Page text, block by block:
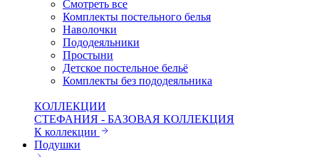
Смотреть все
Комплекты постельного белья
Наволочки
Пододеяльники
Простыни
Детское постельное бельё
Комплекты без пододеяльника
КОЛЛЕКЦИИ
СТЕФАНИЯ - БАЗОВАЯ КОЛЛЕКЦИЯ
К коллекции
Подушки